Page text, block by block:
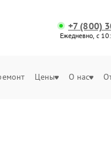
+7 (800)
Ежедневно, с
Цены О нас